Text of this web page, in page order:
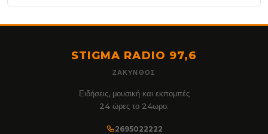
STIGMA RADIO 97,6
ΖΆΚΥΝΘΟΣ
Ειδήσεις, μουσική και εκπομπές
24 ώρες το 24ωρο.
2695022222